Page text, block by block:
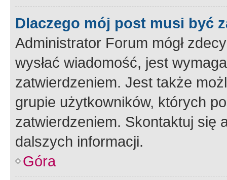
Dlaczego mój post musi być
Administrator Forum mógł
wysłać wiadomość, jest
zatwierdzeniem. Jest także
grupie użytkowników, których
zatwierdzeniem. Skontaktuj się
dalszych informacji.
Góra